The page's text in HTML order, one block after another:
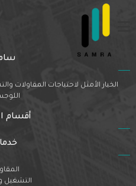
Nothing Found
looking for. Perhaps searching can help.
الخيار الأمثل لاحتياجات المقاولات
أقسام
التشغيل